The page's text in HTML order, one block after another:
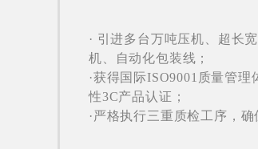
· 引进多台万吨压机、超长
机、自动化包装线；
·获得国际ISO9001质量管
性3C产品认证；
·严格执行三重质检工序，确